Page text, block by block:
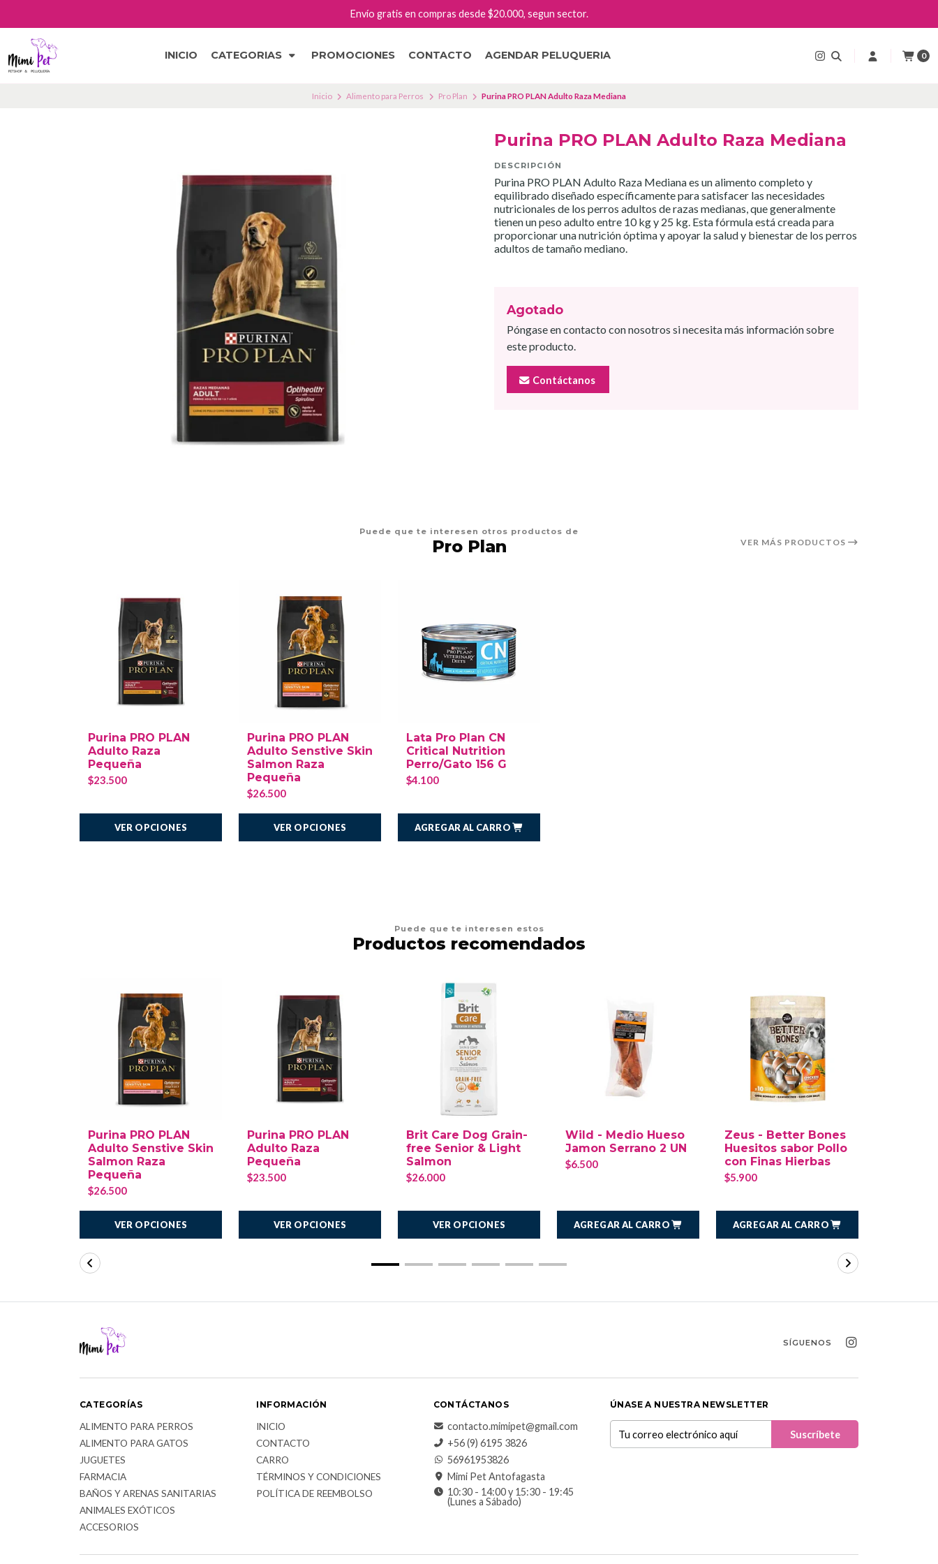
INICIO CATEGORIAS PROMOCIONES CONTACTO AGENDAR PELUQUERIA 0
Envío gratis en compras desde $20.000, segun sector.
Inicio Alimento para Perros Pro Plan Purina PRO PLAN Adulto Raza Mediana
Purina PRO PLAN Adulto Raza Mediana
DESCRIPCIÓN
Purina PRO PLAN Adulto Raza Mediana es un alimento completo y
equilibrado diseñado específicamente para satisfacer las necesidades
nutricionales de los perros adultos de razas medianas, que generalmente
tienen un peso adulto entre 10 kg y 25 kg. Esta fórmula está creada para
proporcionar una nutrición óptima y apoyar la salud y bienestar de los perros
adultos de tamaño mediano.
Agotado
Póngase en contacto con nosotros si necesita más información sobre
este producto.
Contáctanos
Puede que te interesen otros productos de
Pro Plan VER MÁS PRODUCTOS
Purina PRO PLAN
Adulto Raza
Pequeña
$23.500
VER OPCIONES
Purina PRO PLAN
Adulto Senstive Skin
Salmon Raza
Pequeña
$26.500
VER OPCIONES
Lata Pro Plan CN
Critical Nutrition
Perro/Gato 156 G
$4.100
AGREGAR AL CARRO
Puede que te interesen estos
Productos recomendados
Purina PRO PLAN
Adulto Senstive Skin
Salmon Raza
Pequeña
$26.500
VER OPCIONES
Purina PRO PLAN
Adulto Raza
Pequeña
$23.500
VER OPCIONES
Brit Care Dog Grain-
free Senior & Light
Salmon
$26.000
VER OPCIONES
Wild - Medio Hueso
Jamon Serrano 2 UN
$6.500
AGREGAR AL CARRO
Zeus - Better Bones
Huesitos sabor Pollo
con Finas Hierbas
$5.900
AGREGAR AL CARRO
SÍGUENOS
CATEGORÍAS
ALIMENTO PARA PERROS
ALIMENTO PARA GATOS
JUGUETES
FARMACIA
BAÑOS Y ARENAS SANITARIAS
ANIMALES EXÓTICOS
ACCESORIOS
INFORMACIÓN
INICIO
CONTACTO
CARRO
TÉRMINOS Y CONDICIONES
POLÍTICA DE REEMBOLSO
CONTÁCTANOS
contacto.mimipet@gmail.com
+56 (9) 6195 3826
56961953826
Mimi Pet Antofagasta
10:30 - 14:00 y 15:30 - 19:45
(Lunes a Sábado)
ÚNASE A NUESTRA NEWSLETTER